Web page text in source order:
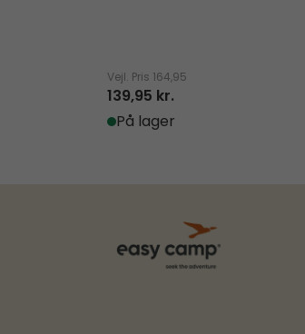
Vejl. Pris 164,95
139,95 kr.
På lager